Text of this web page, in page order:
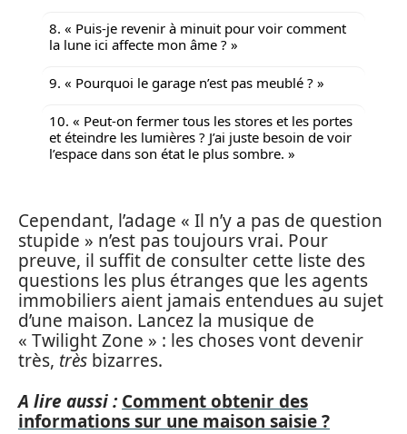
8. « Puis-je revenir à minuit pour voir comment
la lune ici affecte mon âme ? »
9. « Pourquoi le garage n’est pas meublé ? »
10. « Peut-on fermer tous les stores et les portes
et éteindre les lumières ? J’ai juste besoin de voir
l’espace dans son état le plus sombre. »
Cependant, l’adage « Il n’y a pas de question
stupide » n’est pas toujours vrai. Pour
preuve, il suffit de consulter cette liste des
questions les plus étranges que les agents
immobiliers aient jamais entendues au sujet
d’une maison. Lancez la musique de
« Twilight Zone » : les choses vont devenir
très, très bizarres.
A lire aussi : Comment obtenir des
informations sur une maison saisie ?